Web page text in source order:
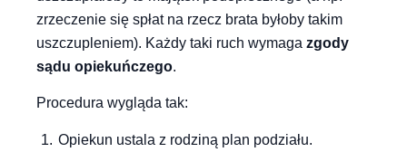
zrzeczenie się spłat na rzecz brata byłoby takim
uszczupleniem). Każdy taki ruch wymaga zgody
sądu opiekuńczego.
Procedura wygląda tak:
Opiekun ustala z rodziną plan podziału.